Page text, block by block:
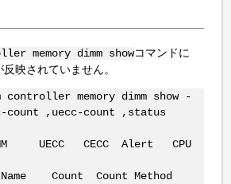
memory dimm showコマンドに
映されていません。
controller memory dimm show -
count ,uecc-count ,status
CECC Alert CPU
Count Count Method